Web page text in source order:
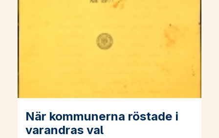
När kommunerna röstade i
varandras val
Läs mer om När kommunerna röstade i varandras val